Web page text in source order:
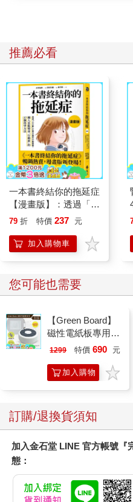
某次長輩喊我洗澡，我抱著臉
騰水氣冒出，我看到她們疊坐
麼、堂姊們總是黏在一起，這
好玩？大姊好心為我解答：「
後，二姐便示範給我看，大力
姊姊的奶吸起來好甜，妳要不
吸她後，露出嘔吐貌：「噁！
過來對我燦笑，擠出迷死人的
啊？」我被她們的遊戲嚇到了
的走廊，奔回客廳避難。
她們也曾蒐集帥表哥的口水，
假死、大姊將解藥倒入她口中
喝下。這是孩童摸索身體、探
確定。堂姊們大概覺得我看起
哄就會跟著做蠢事。我是無足
每一個弟弟加入懲罰戰隊……無
間。
了。那些拼命記下的畫面仍是
沒能補上光影，便為它們逐一
回合。為了擁有粉紅色的眼睛
替我記得，大象永遠不會忘記。
閉上眼睛，我隱約能看到大象
記，於是我終於能在盛夏露出
在脫去深色外套後、又重回昔
來，難得陽光燦爛卻不覺得熱
起路中央的貓、衝撞丟掉貓的
去，它仍站在霧裡不停地經驗
價，為不同階段的我作出抵抗
我私人的通過儀式，每走過一
推薦必看
一本書終結你的拖延症
【漫畫版】：透過「小
行動」打開大腦的行動
「行動派」的37個科
學方法
79 折 特價 237 元
加入購物車
您可能也需要
【Green Board】
磁性電紙板專用 -
二合一圓形速擦激
專利設計
1299 特價 690 元
加入購物
訂購/退換貨須知
加入金石堂 LINE 官方帳號『
態：